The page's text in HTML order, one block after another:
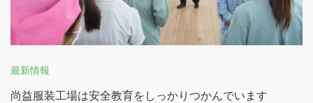
最新情報
尚益服装工場は安全教育をしっかりつかんでいます